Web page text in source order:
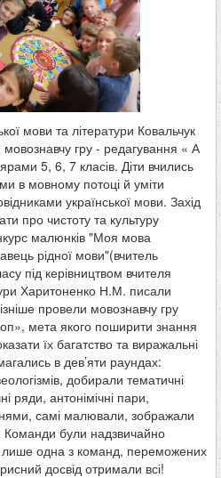
мови та літератури Ковальчук
гру - редагування « А
5, 6, 7 класів. Діти вчились
в мовному потоці й уміти
української мови. Захід
про чистоту та культуру
малюнків "Моя мова
рідної мови"(вчитель
під керівництвом вчителя
Харитоненко Н.М. писали
провели мовознавчу гру
мета якого поширити знання
їх багатство та виражальні
в дев’яти раундах:
добирали тематичні
ряди, антонімічні пари,
самі малювали, зображали
були надзвичайно
лише одна з команд, переможених
досвід отримали всі!